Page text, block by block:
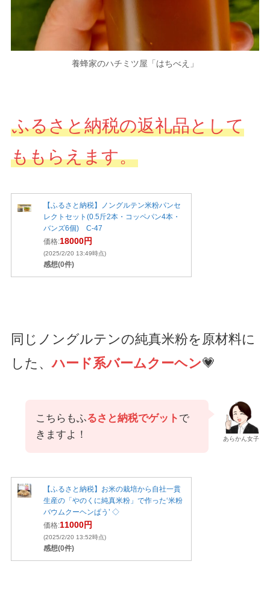
養蜂家のハチミツ屋「はちべえ」
ふるさと納税の返礼品として
ももらえます。
【ふるさと納税】ノングルテン米粉パンセ
レクトセット(0.5斤2本・コッペパン4本・
バンズ6個) C-47
価格:18000円
(2025/2/20 13:49時点)
感想(0件)
同じノングルテンの純真米粉を原材料に
した、ハード系バームクーヘン💗
あらかん女子
こちらもふるさと納税でゲット で
きますよ！
【ふるさと納税】お米の栽培から自社一貫
生産の「やのくに純真米粉」で作った‘米粉
バウムクーヘンぱう’ ◇
価格:11000円
(2025/2/20 13:52時点)
感想(0件)